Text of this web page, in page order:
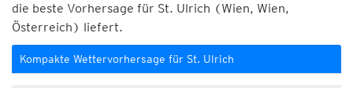
die beste Vorhersage für St. Ulrich (Wien, Wien,
Österreich) liefert.
Kompakte Wettervorhersage für St. Ulrich